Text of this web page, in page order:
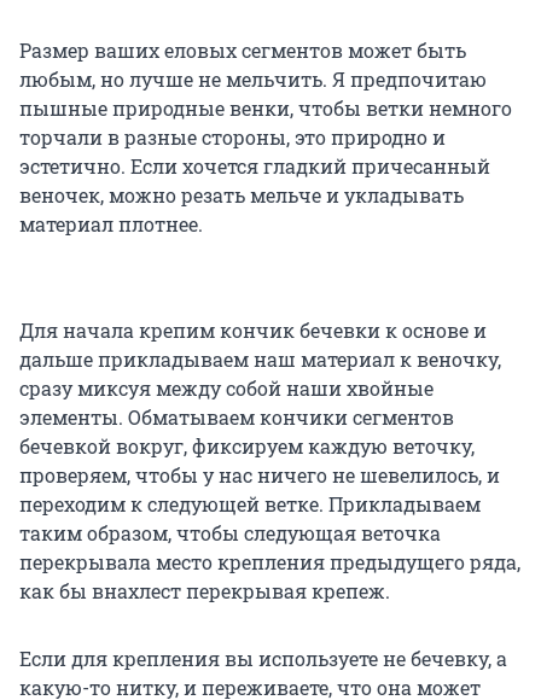
Размер ваших еловых сегментов может быть
любым, но лучше не мельчить. Я предпочитаю
пышные природные венки, чтобы ветки немного
торчали в разные стороны, это природно и
эстетично. Если хочется гладкий причесанный
веночек, можно резать мельче и укладывать
материал плотнее.
Для начала крепим кончик бечевки к основе и
дальше прикладываем наш материал к веночку,
сразу миксуя между собой наши хвойные
элементы. Обматываем кончики сегментов
бечевкой вокруг, фиксируем каждую веточку,
проверяем, чтобы у нас ничего не шевелилось, и
переходим к следующей ветке. Прикладываем
таким образом, чтобы следующая веточка
перекрывала место крепления предыдущего ряда,
как бы внахлест перекрывая крепеж.
Если для крепления вы используете не бечевку, а
какую-то нитку, и переживаете, что она может